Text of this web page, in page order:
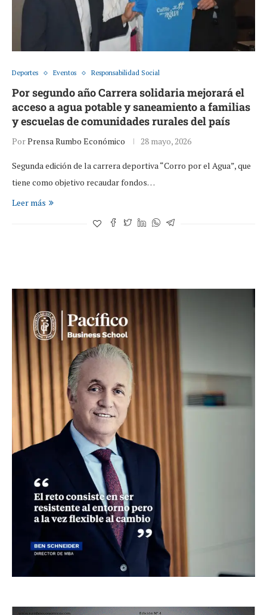
Deportes Eventos Responsabilidad Social
Por segundo año Carrera solidaria mejorará el
acceso a agua potable y saneamiento a familias
y escuelas de comunidades rurales del país
PorPrensa Rumbo Económico 28 mayo, 2026
Segunda edición de la carrera deportiva “Corro por el Agua”, que
tiene como objetivo recaudar fondos…
Leer más